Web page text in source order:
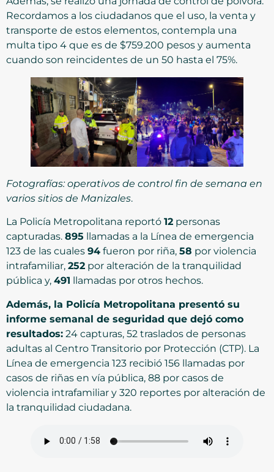
Recordamos a los ciudadanos que el uso, la venta y
transporte de estos elementos, contempla una
multa tipo 4 que es de $759.200 pesos y aumenta
cuando son reincidentes de un 50 hasta el 75%.
Fotografías: operativos de control fin de semana en
varios sitios de Manizales.
La Policía Metropolitana reportó 12 personas
capturadas. 895 llamadas a la Línea de emergencia
123 de las cuales 94 fueron por riña, 58 por violencia
intrafamiliar, 252 por alteración de la tranquilidad
pública y, 491 llamadas por otros hechos.
Además, la Policía Metropolitana presentó su
informe semanal de seguridad que dejó como
resultados: 24 capturas, 52 traslados de personas
adultas al Centro Transitorio por Protección (CTP). La
Línea de emergencia 123 recibió 156 llamadas por
casos de riñas en vía pública, 88 por casos de
violencia intrafamiliar y 320 reportes por alteración de
la tranquilidad ciudadana.